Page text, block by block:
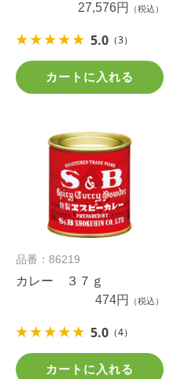
27,576円
（税込）
5.0 （3）
カートに入れる
品番：86219
カレー ３７ｇ
474円
（税込）
5.0 （4）
カートに入れる